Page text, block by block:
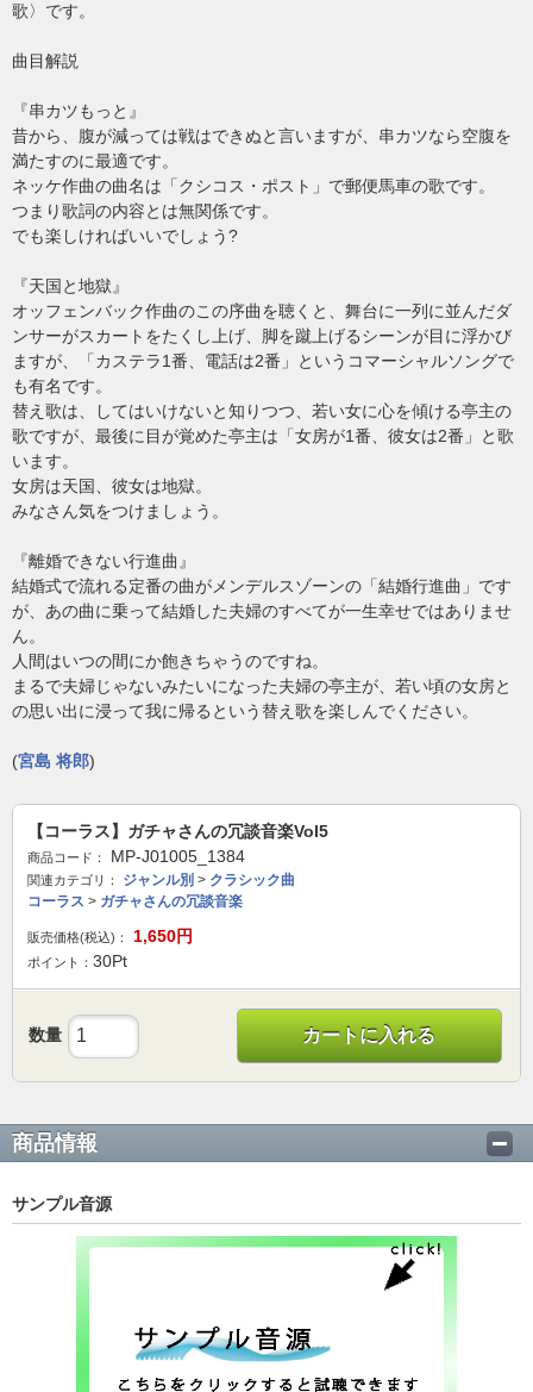
歌〉です。
曲目解説
『串カツもっと』
昔から、腹が減っては戦はできぬと言いますが、串カツなら空腹を
満たすのに最適です。
ネッケ作曲の曲名は「クシコス・ポスト」で郵便馬車の歌です。
つまり歌詞の内容とは無関係です。
でも楽しければいいでしょう?
『天国と地獄』
オッフェンバック作曲のこの序曲を聴くと、舞台に一列に並んだダ
ンサーがスカートをたくし上げ、脚を蹴上げるシーンが目に浮かび
ますが、「カステラ1番、電話は2番」というコマーシャルソングで
も有名です。
替え歌は、してはいけないと知りつつ、若い女に心を傾ける亭主の
歌ですが、最後に目が覚めた亭主は「女房が1番、彼女は2番」と歌
います。
女房は天国、彼女は地獄。
みなさん気をつけましょう。
『離婚できない行進曲』
結婚式で流れる定番の曲がメンデルスゾーンの「結婚行進曲」です
が、あの曲に乗って結婚した夫婦のすべてが一生幸せではありませ
ん。
人間はいつの間にか飽きちゃうのですね。
まるで夫婦じゃないみたいになった夫婦の亭主が、若い頃の女房と
の思い出に浸って我に帰るという替え歌を楽しんでください。
(宮島 将郎)
【コーラス】ガチャさんの冗談音楽Vol5
商品コード： MP-J01005_1384
関連カテゴリ： ジャンル別 > クラシック曲
コーラス > ガチャさんの冗談音楽
販売価格(税込)： 1,650円
ポイント： 30Pt
数量 カートに入れる
商品情報
サンプル音源